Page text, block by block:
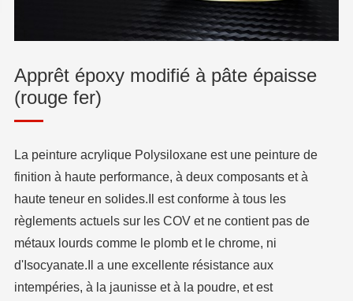
Apprêt époxy modifié à pâte épaisse
(rouge fer)
La peinture acrylique Polysiloxane est une peinture de
finition à haute performance, à deux composants et à
haute teneur en solides.Il est conforme à tous les
règlements actuels sur les COV et ne contient pas de
métaux lourds comme le plomb et le chrome, ni
d'Isocyanate.Il a une excellente résistance aux
intempéries, à la jaunisse et à la poudre, et est